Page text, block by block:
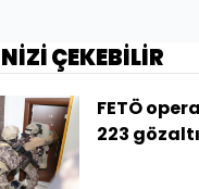
ÇEKEBİLİR
FETÖ
223 gözaltı